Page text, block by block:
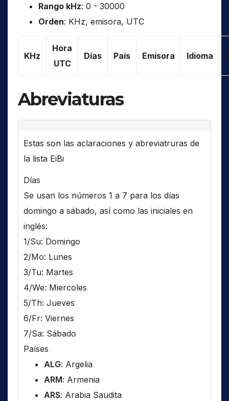
Rango kHz: 0 - 30000
Orden: KHz, emisora, UTC
KHz
Hora
UTC
Días País Emisora Idioma
Abreviaturas
Estas son las aclaraciones y abreviatruras de
la lista EiBi
Días
Se usan los números 1 a 7 para los días
domingo a sábado, así como las iniciales en
inglés:
1/Su: Domingo
2/Mo: Lunes
3/Tu: Martes
4/We: Miercoles
5/Th: Jueves
6/Fr: Viernes
7/Sa: Sábado
Países
ALG: Argelia
ARM: Armenia
ARS: Arabia Saudita